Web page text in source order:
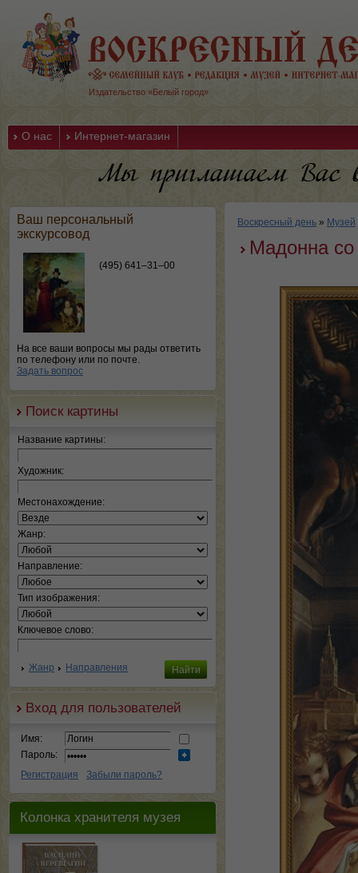
Издательство «Белый город»
О нас Интернет-магазин
Ваш персональный
экскурсовод
(495) 641–31–00
На все ваши вопросы мы рады ответить
по телефону или по почте.
Задать вопрос
Поиск картины
Название картины:
Художник:
Местонахождение:
Жанр:
Направление:
Тип изображения:
Ключевое слово:
Жанр Направления
Вход для пользователей
Имя:
Пароль:
Регистрация
Забыли пароль?
Колонка хранителя музея
Воскресный день » Музей
Мадонна